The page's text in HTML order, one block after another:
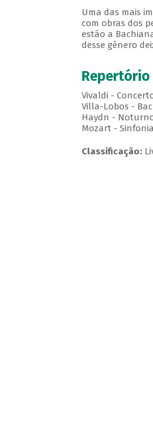
Uma das mais
com obras dos
estão a
desse gênero
Repertório
Vivaldi -
Villa-Lobos -
Haydn -
Mozart -
Classificação: